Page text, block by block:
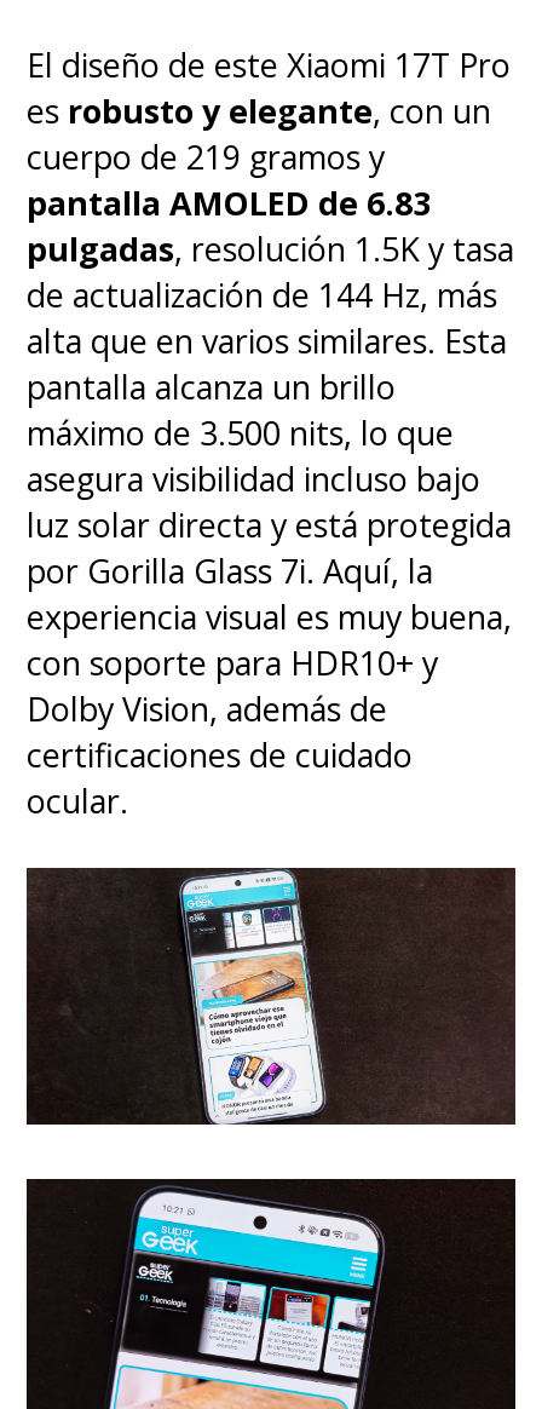
el Spidey de Tom Holland, ni es
unretcondel personaje visto en
el Universo Cinematográfico de
Marvel (MCU, por sus siglas en
inglés), sino que es una historia
que transcurre en otro
universo.Ello permite más
libertad y explorar personajes
centrales de la mitología del
arácnido que habían estado
muy ausentes, incluyendo
Norman Osborn y su hijo
Harry, quienes son
reimaginados para esta
visión.
Incluso, vemos la incorporación
como la mejor amiga de Peter y
la aparición deAmadeus Cho
además deexplorar
brillantemente a un
personaje menor como
Lonnie Lincoln con
Todos destinados a tener un rol
clave en el Universo Marvel,
pero con otra mirada. Mientras
personajes comoDoc Ock
apuestan por un estilo poco
El diseño de este Xiaomi 17T Pro
es robusto y elegante, con un
cuerpo de 219 gramos y
pantalla AMOLED de 6.83
pulgadas, resolución 1.5K y tasa
de actualización de 144 Hz, más
alta que en varios similares. Esta
pantalla alcanza un brillo
máximo de 3.500 nits, lo que
asegura visibilidad incluso bajo
luz solar directa y está protegida
por Gorilla Glass 7i. Aquí, la
experiencia visual es muy buena,
con soporte para HDR10+ y
Dolby Vision, además de
certificaciones de cuidado
ocular.